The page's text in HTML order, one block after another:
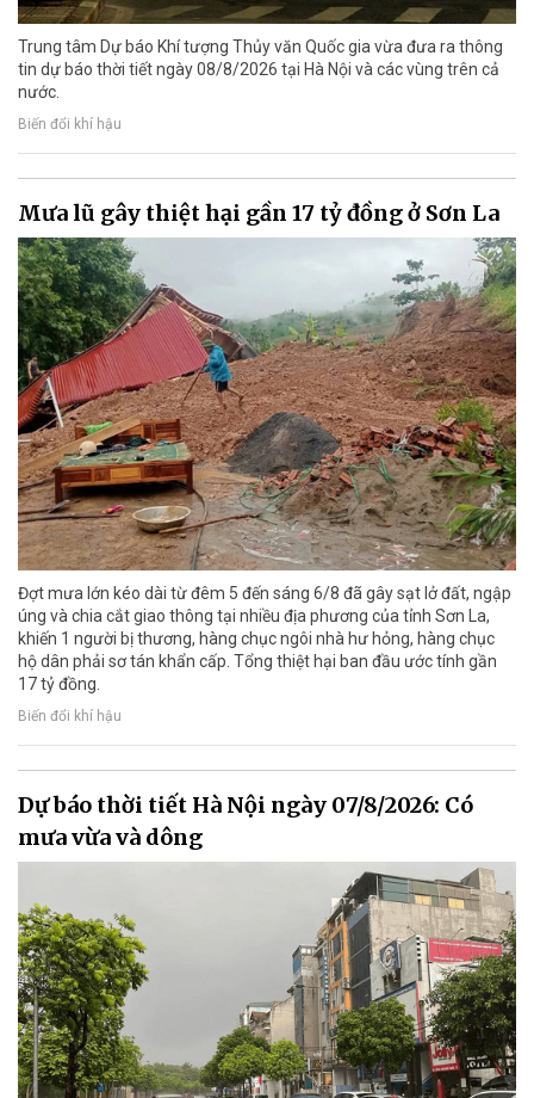
Trung tâm Dự báo Khí tượng Thủy văn Quốc gia vừa đưa ra thông
tin dự báo thời tiết ngày 08/8/2026 tại Hà Nội và các vùng trên cả
nước.
Biến đổi khí hậu
Mưa lũ gây thiệt hại gần 17 tỷ đồng ở Sơn La
Đợt mưa lớn kéo dài từ đêm 5 đến sáng 6/8 đã gây sạt lở đất, ngập
úng và chia cắt giao thông tại nhiều địa phương của tỉnh Sơn La,
khiến 1 người bị thương, hàng chục ngôi nhà hư hỏng, hàng chục
hộ dân phải sơ tán khẩn cấp. Tổng thiệt hại ban đầu ước tính gần
17 tỷ đồng.
Biến đổi khí hậu
Dự báo thời tiết Hà Nội ngày 07/8/2026: Có
mưa vừa và dông